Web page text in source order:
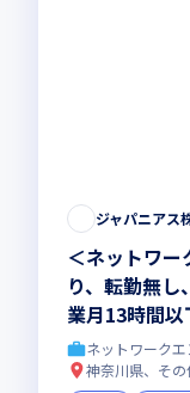
ジャパニアス
＜ネットワ
り、転勤無
業月13時間以
ネットワーク
神奈川県、その